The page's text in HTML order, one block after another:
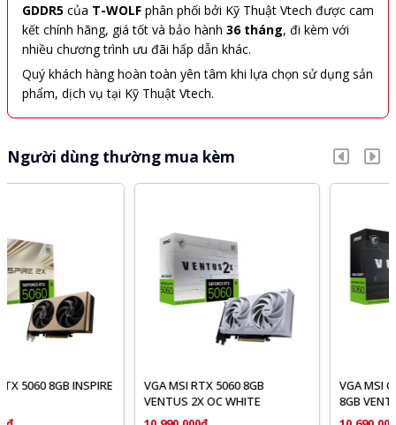
GDDR5 của T-WOLF phân phối bởi Kỹ Thuật Vtech được cam
kết chính hãng, giá tốt và bảo hành 36 tháng, đi kèm với
nhiều chương trình ưu đãi hấp dẫn khác.
Quý khách hàng hoàn toàn yên tâm khi lựa chọn sử dụng sản
phẩm, dịch vụ tại Kỹ Thuật Vtech.
Người dùng thường mua kèm
VGA MSI RTX 5060 8GB
VENTUS 2X OC WHITE
VGA MSI GeForce RTX 5060
8GB VENTUS 2X OC